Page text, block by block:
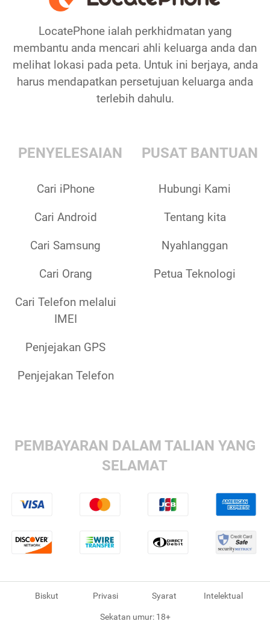
LocatePhone ialah perkhidmatan yang
membantu anda mencari ahli keluarga anda dan
melihat lokasi pada peta. Untuk ini berjaya, anda
harus mendapatkan persetujuan keluarga anda
terlebih dahulu.
PENYELESAIAN
Cari iPhone
Cari Android
Cari Samsung
Cari Orang
Cari Telefon melalui
IMEI
Penjejakan GPS
Penjejakan Telefon
PUSAT BANTUAN
Hubungi Kami
Tentang kita
Nyahlanggan
Petua Teknologi
PEMBAYARAN DALAM TALIAN YANG
SELAMAT
Sekatan umur: 18+
Biskut Privasi Syarat Intelektual